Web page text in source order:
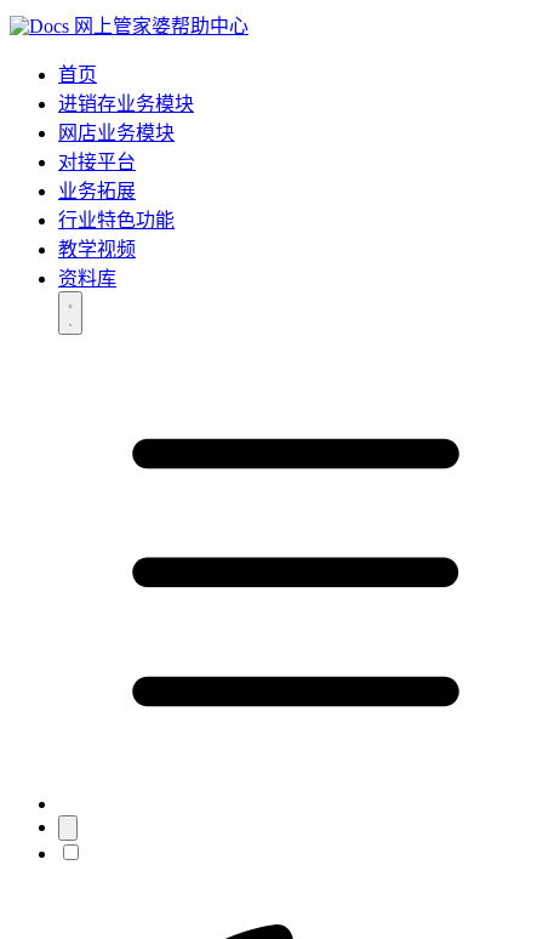
网上管家婆帮助中心
首页
进销存业务模块
网店业务模块
对接平台
业务拓展
行业特色功能
教学视频
资料库